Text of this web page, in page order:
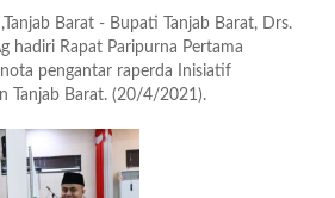
Barat - Bupati Tanjab Barat, Drs.
hadiri Rapat Paripurna Pertama
nota pengantar raperda Inisiatif
Tanjab Barat. (20/4/2021).